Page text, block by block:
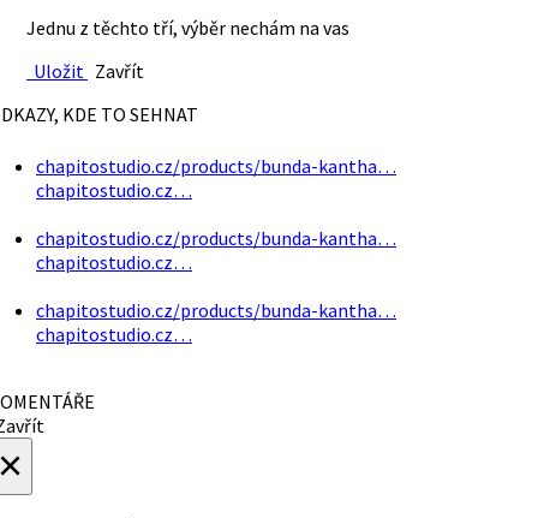
Jednu z těchto tří, výběr nechám na vas
Uložit Zavřít
KDE TO SEHNAT
chapitostudio.cz/products/bunda-kantha…
chapitostudio.cz…
chapitostudio.cz/products/bunda-kantha…
chapitostudio.cz…
chapitostudio.cz/products/bunda-kantha…
chapitostudio.cz…